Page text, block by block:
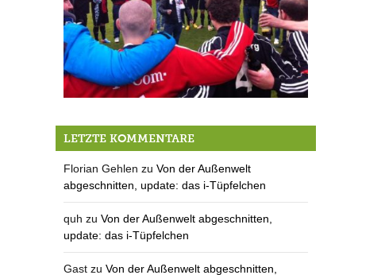
LETZTE KOMMENTARE
Florian Gehlen zuVon der Außenwelt
abgeschnitten, update: das i-Tüpfelchen
quh zuVon der Außenwelt abgeschnitten,
update: das i-Tüpfelchen
Gast zuVon der Außenwelt abgeschnitten,